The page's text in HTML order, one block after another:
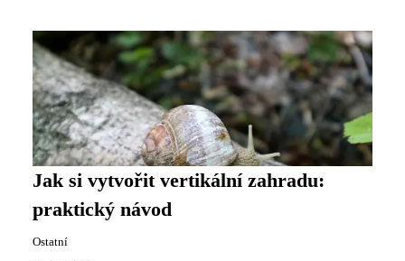
Jak si vytvořit vertikální zahradu:
praktický návod
Ostatní